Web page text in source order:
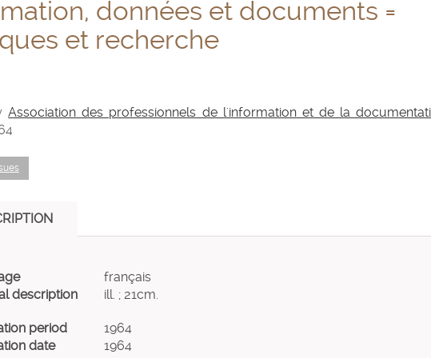
données et documents =
et recherche
Association des professionnels de l'information et de la
français
description
ill. ; 21cm.
period
1964
date
1964